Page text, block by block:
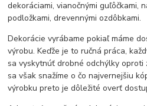
dekoráciami, vianočnými guľôčkami,
podložkami, drevennými ozdôbkami.
Dekorácie vyrábame pokiaľ máme
výrobu. Keďže je to ručná práca,
sa vyskytnúť drobné odchýlky
sa však snažíme o čo najvernejšiu
výrobku preto je dôležité overť